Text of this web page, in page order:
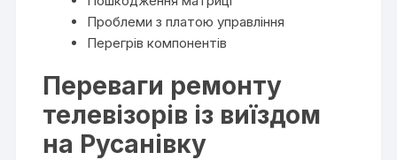
Проблеми з платою управління
Перегрів компонентів
Переваги ремонту
телевізорів із виїздом
на Русанівку